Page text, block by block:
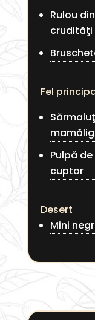
Rulou
crudităţi
Fel
Pulpă
cuptor
Desert
Mini